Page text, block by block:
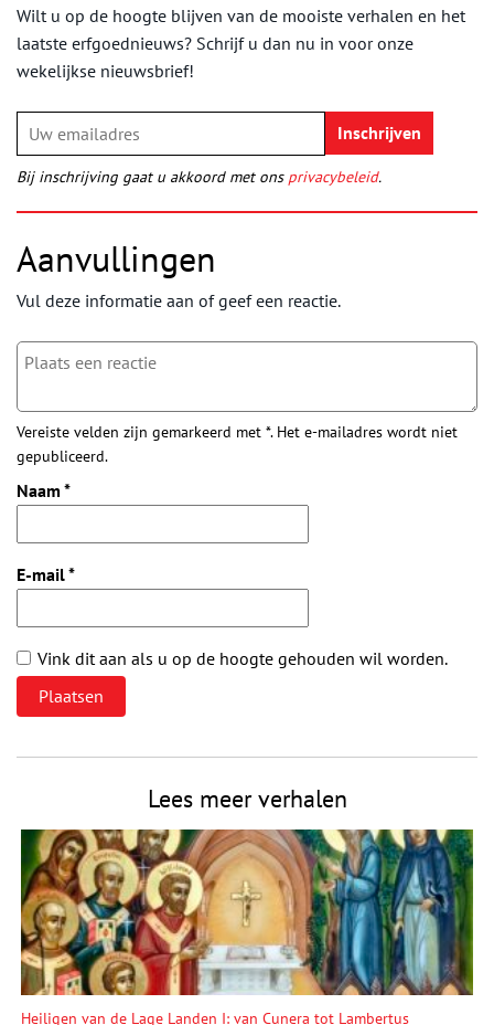
Wilt u op de hoogte blijven van de mooiste verhalen en het
laatste erfgoednieuws? Schrijf u dan nu in voor onze
wekelijkse nieuwsbrief!
Bij inschrijving gaat u akkoord met ons privacybeleid.
Aanvullingen
Vul deze informatie aan of geef een reactie.
Vereiste velden zijn gemarkeerd met *. Het e-mailadres wordt niet
gepubliceerd.
Naam *
E-mail*
Vink dit aan als u op de hoogte gehouden wil worden.
Lees meer verhalen
Heiligen van de Lage Landen I: van Cunera tot Lambertus